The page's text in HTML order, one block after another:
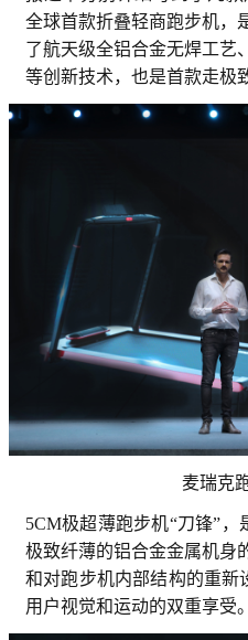
全球首款折叠轻商跑步机，
了航天级全铝合金无焊工艺
等创新技术，也是首款走极
麦瑞克
5CM极超薄跑步机“刀锋”，
极致纤薄的铝合金金属机身
和对跑步机内部结构的重新
用户视觉和运动的双重享受。